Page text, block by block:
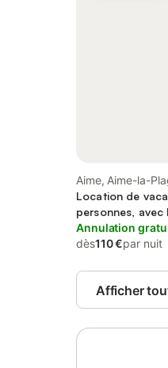
Aime, Aime-la-
Location de
personnes, avec
Annulation
dès110 €par nuit
Afficher